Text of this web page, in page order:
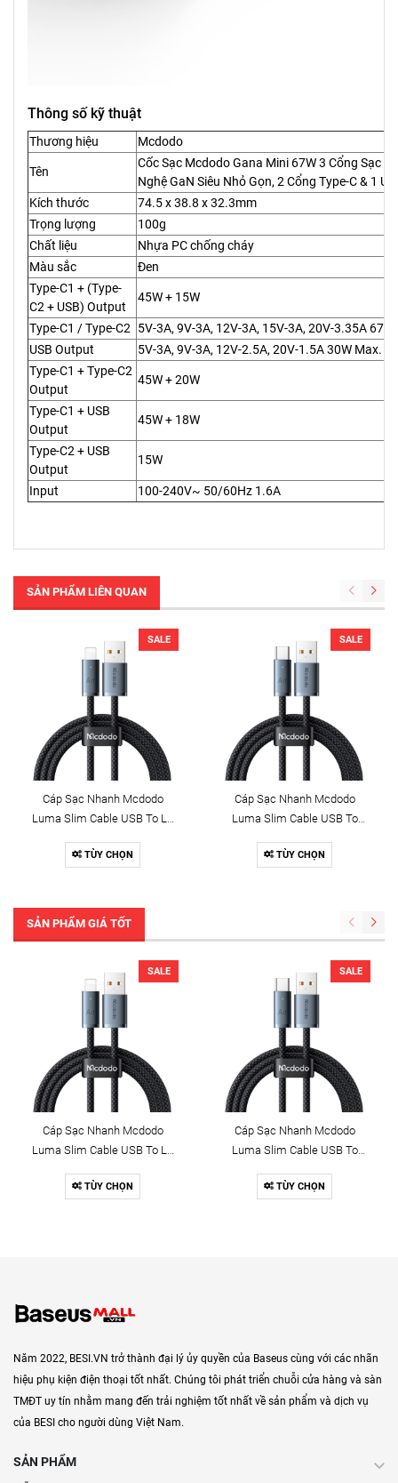
Thông số kỹ thuật
Thương hiệu Mcdodo
Tên
Cốc Sạc Mcdodo Gana Mini 67W 3 Cổng Sạc
Nghệ GaN Siêu Nhỏ Gọn, 2 Cổng Type-C & 1
Kích thước
74.5 x 38.8 x 32.3mm
Trọng lượng
100g
Chất liệu
Nhựa PC chống cháy
Màu sắc
Đen
Type-C1 + (Type-
C2 + USB) Output
45W + 15W
Type-C1 / Type-C2
5V-3A, 9V-3A, 12V-3A, 15V-3A, 20V-3.35A
USB Output
5V-3A, 9V-3A, 12V-2.5A, 20V-1.5A 30W Max.
Type-C1 + Type-C2
Output
45W + 20W
Type-C1 + USB
Output
45W + 18W
Type-C2 + USB
Output
15W
Input 100-240V~ 50/60Hz 1.6A
SẢN PHẨM LIÊN QUAN
SALE
Cáp Sạc Nhanh Mcdodo
Luma Slim Cable USB To Ln
LED
TÙY CHỌN
SALE
Cáp Sạc Nhanh Mcdodo
Luma Slim Cable USB To
Có Đèn LED
TÙY CHỌN
SẢN PHẨM GIÁ TỐT
SALE
Cáp Sạc Nhanh Mcdodo
Luma Slim Cable USB To Ln
LED
TÙY CHỌN
SALE
Cáp Sạc Nhanh Mcdodo
Luma Slim Cable USB To
Có Đèn LED
TÙY CHỌN
Năm 2022, BESI.VN trở thành đại lý ủy quyền của Baseus cùng với các nhãn
hiệu phụ kiện điện thoại tốt nhất. Chúng tôi phát triển chuỗi cửa hàng và sàn
TMĐT uy tín nhằm mang đến trải nghiệm tốt nhất về sản phẩm và dịch vụ
của BESI cho người dùng Việt Nam.
SẢN PHẨM